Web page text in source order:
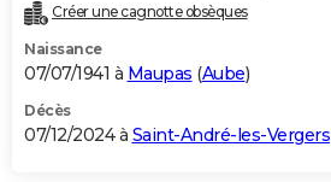
Créer une cagnotte obsèques
Naissance
07/07/1941 à Maupas (Aube)
Décès
07/12/2024 à Saint-André-les-Vergers